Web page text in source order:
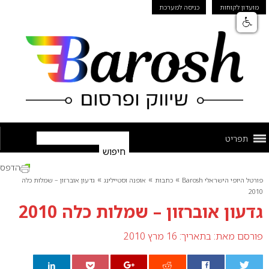
מועדון לקוחות כניסה למערכת
תפריט
פורטל היופי הישראלי Barosh » כתבות » אופנה וסטיילינג » גדעון אוברזון – שמלות כלה
2010
גדעון אוברזון – שמלות כלה 2010
פורסם מאת: בתאריך: 16 מרץ 2010
הדפס